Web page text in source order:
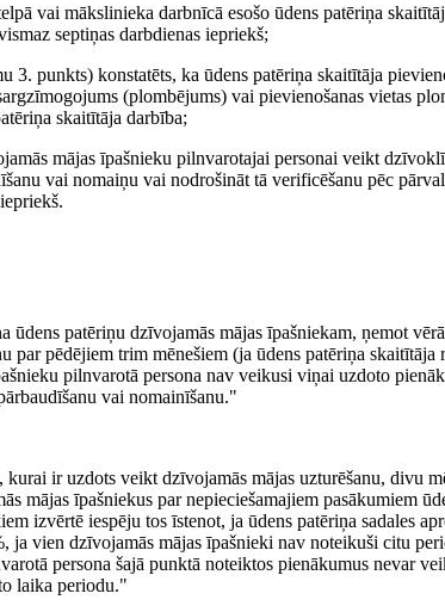
vai mākslinieka darbnīcā esošo ūdens patēriņa
septiņas darbdienas iepriekš;
3. punkts) konstatēts, ka ūdens patēriņa skaitītāja
(plombējums) vai pievienošanas vietas
skaitītāja darbība;
mājas īpašnieku pilnvarotajai personai veikt
vai nomaiņu vai nodrošināt tā verificēšanu pēc
ūdens patēriņu dzīvojamās mājas īpašniekam, ņemot
par pēdējiem trim mēnešiem (ja ūdens patēriņa skaitītāja
pilnvarotā persona nav veikusi viņai uzdoto
vai nomainīšanu."
ir uzdots veikt dzīvojamās mājas uzturēšanu, divu
mājas īpašniekus par nepieciešamajiem pasākumiem
izvērtē iespēju tos īstenot, ja ūdens patēriņa sadales
ja vien dzīvojamās mājas īpašnieki nav noteikuši citu
persona šajā punktā noteiktos pienākumus nevar
laika periodu."